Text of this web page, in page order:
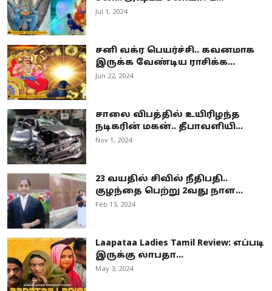
Jul 1, 2024
சனி வக்ர பெயர்ச்சி.. கவனமாக
இருக்க வேண்டிய ராசிக்க...
Jun 22, 2024
சாலை விபத்தில் உயிரிழந்த
நடிகரின் மகன்.. தீபாவளியி...
Nov 1, 2024
23 வயதில் சிவில் நீதிபதி..
குழந்தை பெற்று 2வது நாள...
Feb 13, 2024
Laapataa Ladies Tamil Review: எப்படி
இருக்கு லாபதா...
May 3, 2024